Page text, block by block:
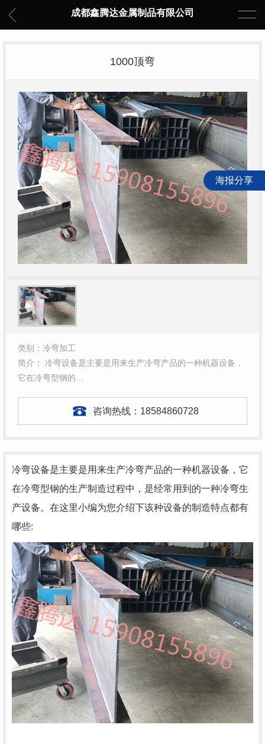
成都鑫腾达金属制品有限公司
1000顶弯
类别：冷弯加工
简介： 冷弯设备是主要是用来生产冷弯产品的一种机器设备，
它在冷弯型钢的…
咨询热线： 18584860728
冷弯设备是主要是用来生产冷弯产品的一种机器设备，它
在冷弯型钢的生产制造过程中，是经常用到的一种冷弯生
产设备。在这里小编为您介绍下该种设备的制造特点都有
哪些:
海报分享